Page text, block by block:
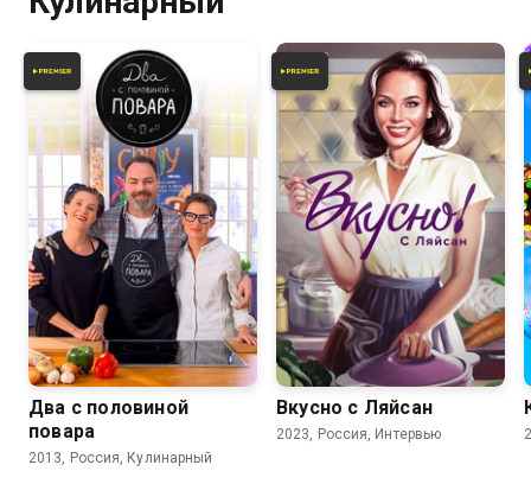
Два с половиной
повара
2013, Россия, Кулинарный
Вкусно с Ляйсан
2023, Россия, Интервью